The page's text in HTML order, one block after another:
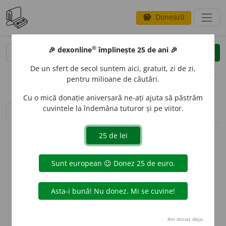
savings Donează
clear
opțiuni
sinteza definițiilor (1) definiții (3) conjugări
info
Aceste definiții sunt compilate de
echipa dexonline. Definițiile
originale se află pe filadefiniții.
preferințe
🎉 dexonline® împlinește 25 de ani 🎉
De un sfert de secol suntem aici, gratuit, zi de zi,
pentru milioane de căutări.
Cu o mică donație aniversară ne-ați ajuta să păstrăm
cuvintele la îndemâna tuturor și pe viitor.
Am donat deja.